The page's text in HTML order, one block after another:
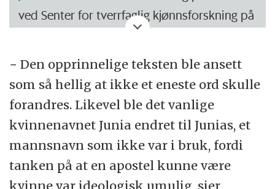
ved Senter for tverrfaglig kjønnsforskning på
Hun har ledet forskningsprosjektet
«Canonicity, Gender and Critique: The
Hermeneutics of Feminism and Canon
Transformations» som er støttet av Norges
forskningsråds Program for kjønnsforskning.
Programmet har sinavslutningskonferanse
− Den opprinnelige teksten ble ansett
som så hellig at ikke et eneste ord skulle
forandres. Likevel ble det vanlige
kvinnenavnet Junia endret til Junias, et
mannsnavn som ikke var i bruk, fordi
tanken på at en apostel kunne være
kvinne var ideologisk umulig, sier